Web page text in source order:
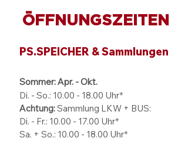
ÖFFNUNGSZEITEN
PS.SPEICHER & Sammlungen
Sommer: Apr. - Okt.
Di. - So.: 10.00 - 18.00 Uhr*
Achtung:Sammlung LKW + BUS:
Di. - Fr.: 10.00 - 17.00 Uhr*
Sa. + So.: 10.00 - 18.00 Uhr*